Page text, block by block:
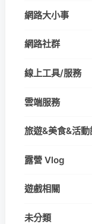
網路大小事
網路社群
線上工具/服務
雲端服務
旅遊&美食&活動
露營 Vlog
遊戲相關
未分類